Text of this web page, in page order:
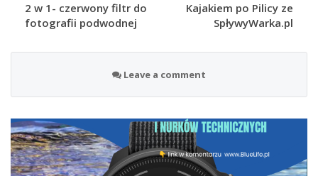
2 w 1- czerwony filtr do
fotografii podwodnej
Kajakiem po Pilicy ze
SpływyWarka.pl
Leave a comment